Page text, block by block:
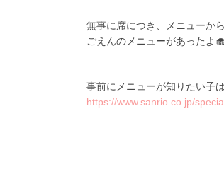
無事に席につき、メニューか
ごえんのメニューがあったよ
事前にメニューが知りたい子
https://www.sanrio.co.jp/